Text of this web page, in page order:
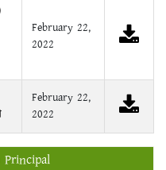
February 22,
2022
February 22,
2022
Principal